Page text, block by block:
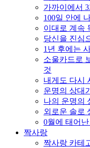
가까이에서
100일 안에
이대로 계속
당신을 진심
1년 후에는
소울카드로
것
내게도 다시
운명의 상대
나의 운명의
외로운 솔로
0월에 태어
짝사랑
짝사랑 카테